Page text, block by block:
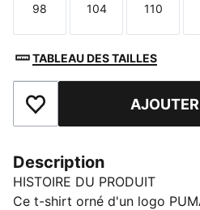
Taille
98
Taille
104
Taille
110
TABLEAU DES TAILLES
Ajouter aux favoris
Description
HISTOIRE DU PRODUIT
Ce t-shirt orné d'un logo